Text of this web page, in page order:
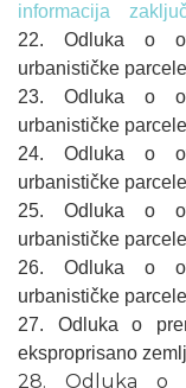
informacija
22. Odluka o
urbanističke
23. Odluka o
urbanističke
24. Odluka o
urbanističke
25. Odluka o
urbanističke
26. Odluka o
urbanističke
27. Odluka o
eksproprisano
28. Odluka o